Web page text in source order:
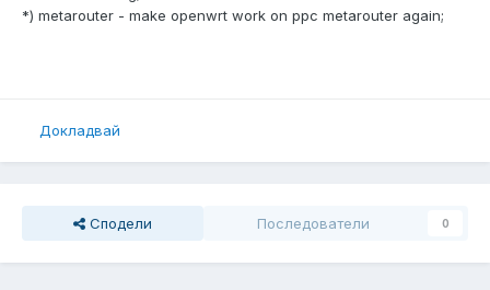
*) metarouter - make openwrt work on ppc metarouter again;
Докладвай
Сподели Последователи 0